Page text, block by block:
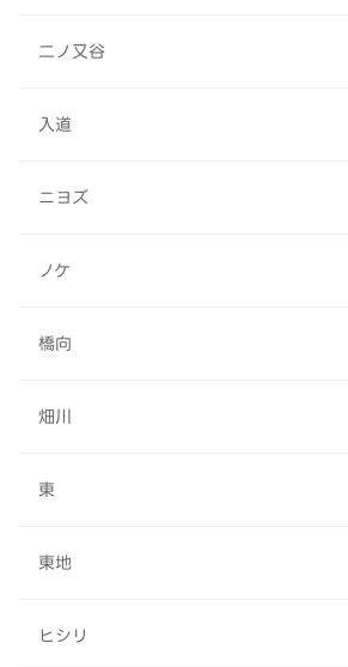
二ノ又谷
入道
ニヨズ
ノケ
橋向
畑川
東
東地
ヒシリ